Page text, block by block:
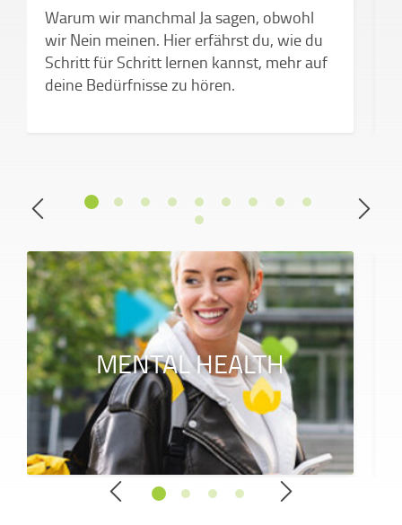
Warum wir manchmal Ja sagen, obwohl
wir Nein meinen. Hier erfährst du, wie du
Schritt für Schritt lernen kannst, mehr auf
deine Bedürfnisse zu hören.
MENTAL HEALTH